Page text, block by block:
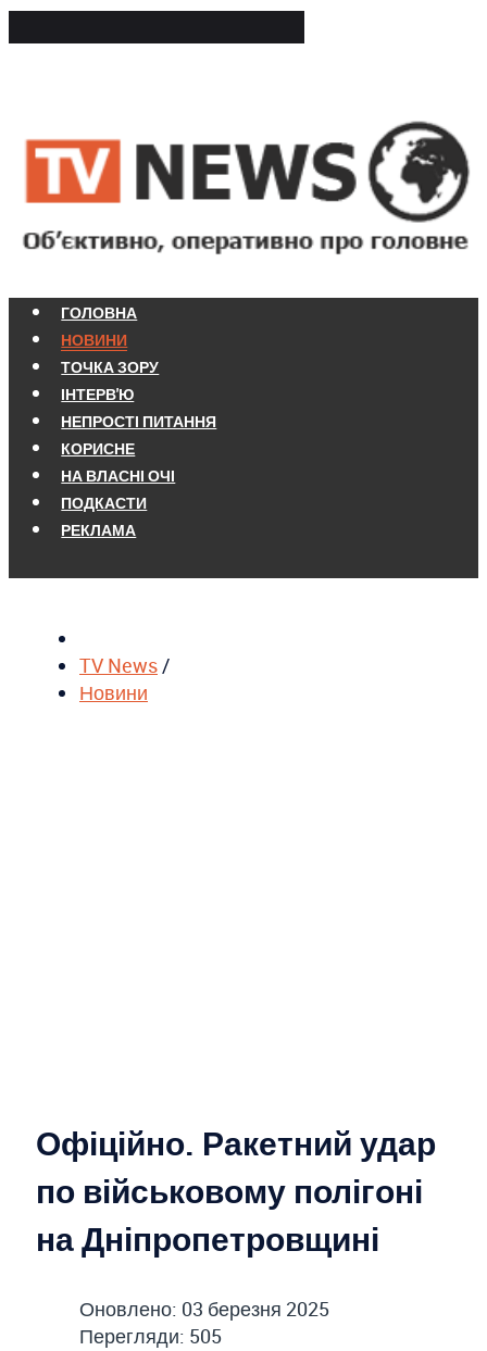
ГОЛОВНА
НОВИНИ
ТОЧКА ЗОРУ
ІНТЕРВ'Ю
НЕПРОСТІ ПИТАННЯ
КОРИСНЕ
НА ВЛАСНІ ОЧІ
ПОДКАСТИ
РЕКЛАМА
TV News/
Новини
Офіційно. Ракетний удар
по військовому полігоні
на Дніпропетровщині
Оновлено: 03 березня 2025
Перегляди: 505